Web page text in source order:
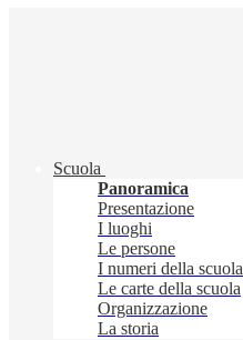
Scuola
Panoramica
Presentazione
I luoghi
Le persone
I numeri della scuola
Le carte della scuola
Organizzazione
La storia